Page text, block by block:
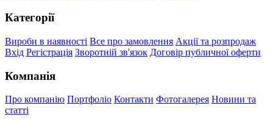
Категорії
Вироби в наявності Все про замовлення Акції та розпродаж
Вхід Регістрація Зворотній зв'язок Договір публичної оферти
Компанія
Про компанію Портфоліо Контакти Фотогалерея Новини та
статті